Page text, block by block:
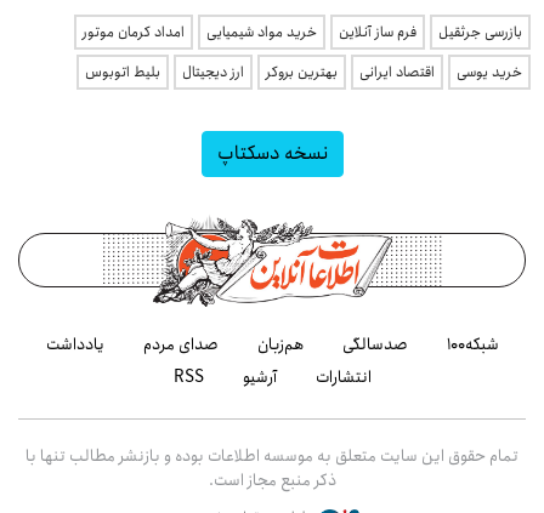
بازرسی جرثقیل فرم ساز آنلاین خرید مواد شیمیایی
امداد کرمان موتور
خرید یوسی
اقتصاد ایرانی بهترین بروکر ارز دیجیتال بلیط اتوبوس
نسخه دسکتاپ
شبکه۱۰۰ صدسالگی هم‌زبان صدای مردم
یادداشت
انتشارات
آرشیو RSS
تمام حقوق این سایت متعلق به موسسه اطلاعات بوده و بازنشر مطالب تنها با
ذکر منبع مجاز است.